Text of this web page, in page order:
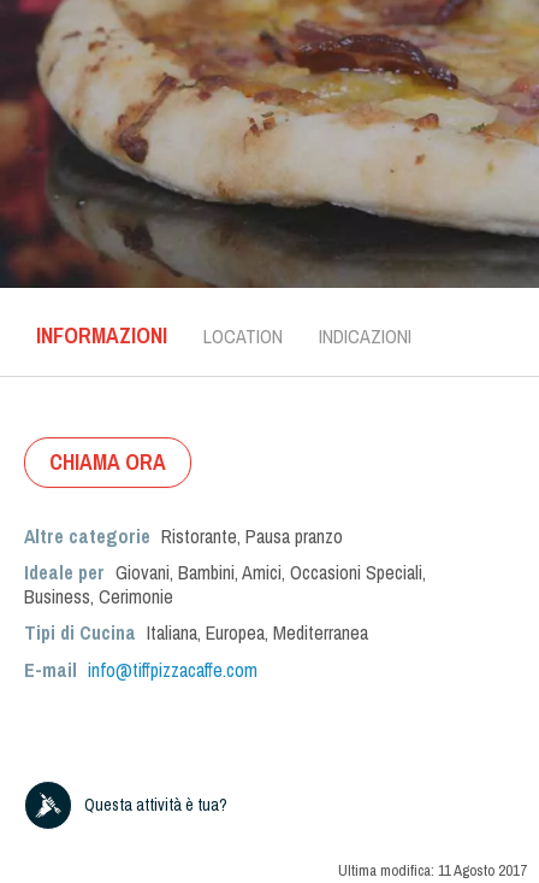
INFORMAZIONI LOCATION INDICAZIONI
CHIAMA ORA
Altre categorie Ristorante, Pausa pranzo
Ideale per Giovani, Bambini,Amici, Occasioni Speciali,
Business, Cerimonie
Tipi di Cucina Italiana, Europea, Mediterranea
E-mail info@tiffpizzacaffe.com
Questa attività è tua?
Ultima modifica: 11 Agosto 2017